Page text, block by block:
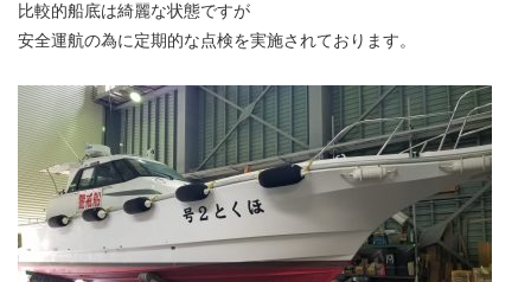
比較的船底は綺麗な状態ですが
安全運航の為に定期的な点検を実施されております。